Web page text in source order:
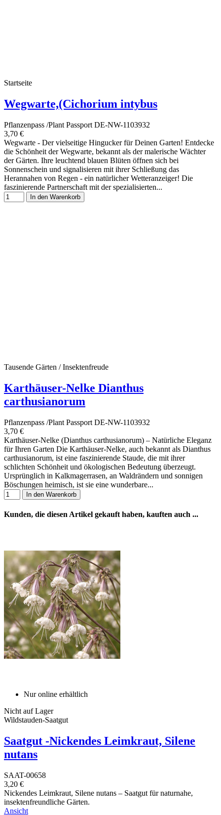
Startseite
Wegwarte,(Cichorium intybus
Pflanzenpass /Plant Passport DE-NW-1103932
3,70 €
Wegwarte - Der vielseitige Hingucker für Deinen Garten! Entdecke
die Schönheit der Wegwarte, bekannt als der malerische Wächter
der Gärten. Ihre leuchtend blauen Blüten öffnen sich bei
Sonnenschein und signalisieren mit ihrer Schließung das
Herannahen von Regen - ein natürlicher Wetteranzeiger! Die
faszinierende Partnerschaft mit der spezialisierten...
In den Warenkorb
Tausende Gärten / Insektenfreude
Karthäuser-Nelke Dianthus
carthusianorum
Pflanzenpass /Plant Passport DE-NW-1103932
3,70 €
Karthäuser-Nelke (Dianthus carthusianorum) – Natürliche Eleganz
für Ihren Garten Die Karthäuser-Nelke, auch bekannt als Dianthus
carthusianorum, ist eine faszinierende Staude, die mit ihrer
schlichten Schönheit und ökologischen Bedeutung überzeugt.
Ursprünglich in Kalkmagerrasen, an Waldrändern und sonnigen
Böschungen heimisch, ist sie eine wunderbare...
In den Warenkorb
Kunden, die diesen Artikel gekauft haben, kauften auch ...
Nur online erhältlich
Nicht auf Lager
Wildstauden-Saatgut
Saatgut -Nickendes Leimkraut, Silene
nutans
SAAT-00658
3,20 €
Nickendes Leimkraut, Silene nutans – Saatgut für naturnahe,
insektenfreundliche Gärten.
Ansicht